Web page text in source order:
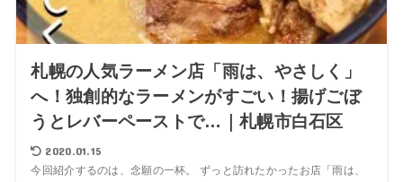
札幌の人気ラーメン店「雨は、やさしく」
へ！独創的なラーメンがすごい！揚げごぼ
うとレバーペーストで…｜札幌市白石区
2020.01.15
今回紹介するのは、念願の一杯。 ずっと訪れたかったお店「雨は、